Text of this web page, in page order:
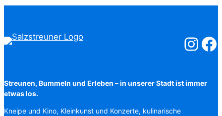
Streunen, Bummeln und Erleben – in unserer Stadt ist immer
etwas los.
Kneipe und Kino, Kleinkunst und Konzerte, kulinarische